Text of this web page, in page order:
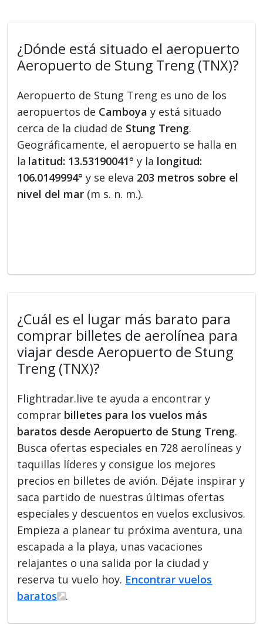
¿Dónde está situado el aeropuerto
Aeropuerto de Stung Treng (TNX)?
Aeropuerto de Stung Treng es uno de los
aeropuertos de Camboya y está situado
cerca de la ciudad de Stung Treng.
Geográficamente, el aeropuerto se halla en
la latitud: 13.53190041° y la longitud:
106.0149994° y se eleva 203 metros sobre el
nivel del mar (m s. n. m.).
¿Cuál es el lugar más barato para
comprar billetes de aerolínea para
viajar desde Aeropuerto de Stung
Treng (TNX)?
Flightradar.live te ayuda a encontrar y
comprar billetes para los vuelos más
baratos desde Aeropuerto de Stung Treng.
Busca ofertas especiales en 728 aerolíneas y
taquillas líderes y consigue los mejores
precios en billetes de avión. Déjate inspirar y
saca partido de nuestras últimas ofertas
especiales y descuentos en vuelos exclusivos.
Empieza a planear tu próxima aventura, una
escapada a la playa, unas vacaciones
relajantes o una salida por la ciudad y
reserva tu vuelo hoy. Encontrar vuelos
baratos
.